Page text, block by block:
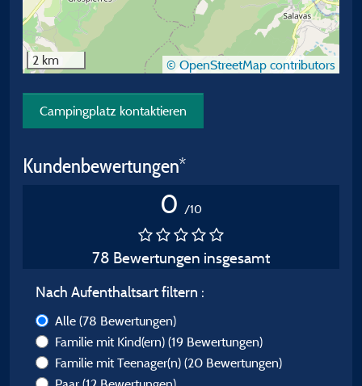
2 km © OpenStreetMap contributors
Campingplatz kontaktieren
Kundenbewertungen*
0 /10
78 Bewertungen insgesamt
Nach Aufenthaltsart filtern :
Alle (78 Bewertungen)
Familie mit Kind(ern) (19 Bewertungen)
Familie mit Teenager(n) (20 Bewertungen)